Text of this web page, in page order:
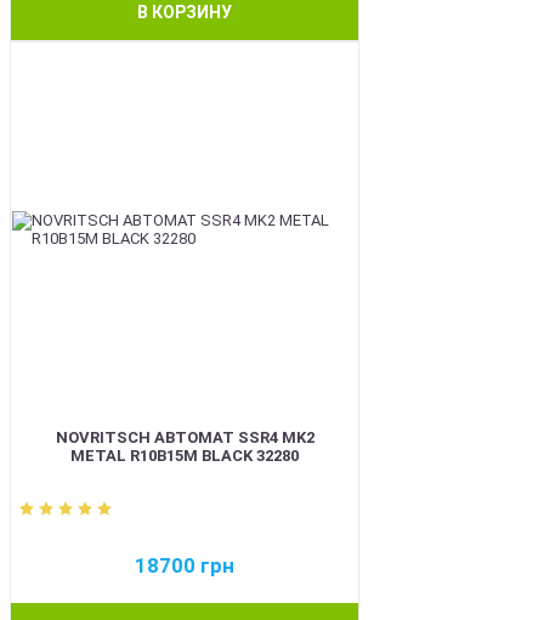
В КОРЗИНУ
NOVRITSCH АВТОМАТ SSR4 MK2
METAL R10B15M BLACK 32280
18700 грн